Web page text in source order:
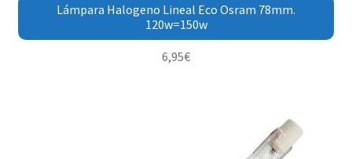
Lámpara Halogeno Lineal Eco Osram 78mm.
120w=150w
6,95€